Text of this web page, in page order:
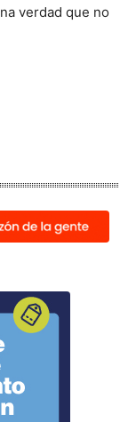
verdad que no